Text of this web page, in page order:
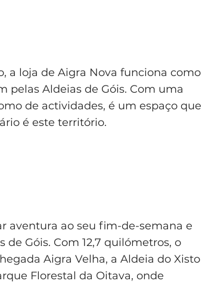
a loja de Aigra Nova funciona como
Aldeias de Góis. Com uma
de actividades, é um espaço que
é este território.
aventura ao seu fim-de-semana e
Góis. Com 12,7 quilómetros, o
Aigra Velha, a Aldeia do Xisto
Florestal da Oitava, onde